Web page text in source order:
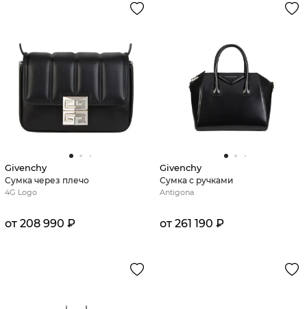
Givenchy
Сумка через плечо
4G Logo
от 208 990 ₽
Givenchy
Сумка с ручками
Antigona
от 261 190 ₽